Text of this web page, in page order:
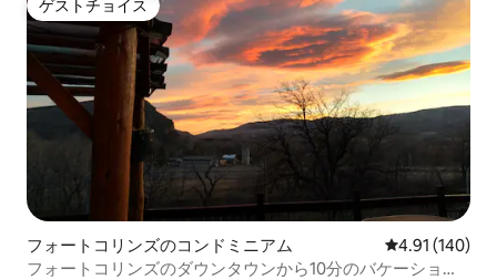
ゲストチョイス
ゲストチョイス
フォートコリンズのコンドミニアム レビュー140
4.91 (140)
フォートコリンズのダウンタウンから10分のバケーション/